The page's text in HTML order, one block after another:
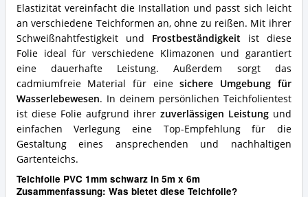
Elastizität vereinfacht die Installation und passt sich leicht
an verschiedene Teichformen an, ohne zu reißen. Mit ihrer
Schweißnahtfestigkeit und Frostbeständigkeitist diese
Folie ideal für verschiedene Klimazonen und garantiert
eine dauerhafte Leistung. Außerdem sorgt das
cadmiumfreie Material für einesichere Umgebung für
Wasserlebewesen. In deinem persönlichen Teichfolientest
ist diese Folie aufgrund ihrer zuverlässigen Leistungund
einfachen Verlegung eine Top-Empfehlung für die
Gestaltung eines ansprechenden und nachhaltigen
Gartenteichs.
Teichfolie PVC 1mm schwarz in 5m x 6m
Zusammenfassung: Was bietet diese Teichfolie?